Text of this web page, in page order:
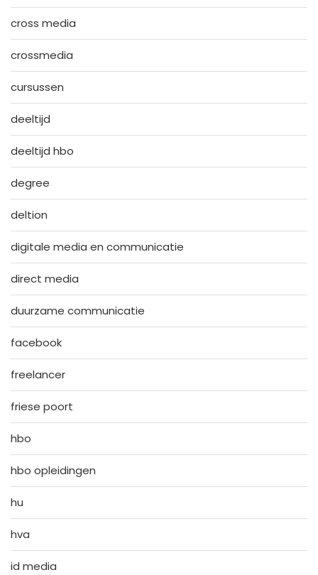
cross media
crossmedia
cursussen
deeltijd
deeltijd hbo
degree
deltion
digitale media en communicatie
direct media
duurzame communicatie
facebook
freelancer
friese poort
hbo
hbo opleidingen
hu
hva
id media